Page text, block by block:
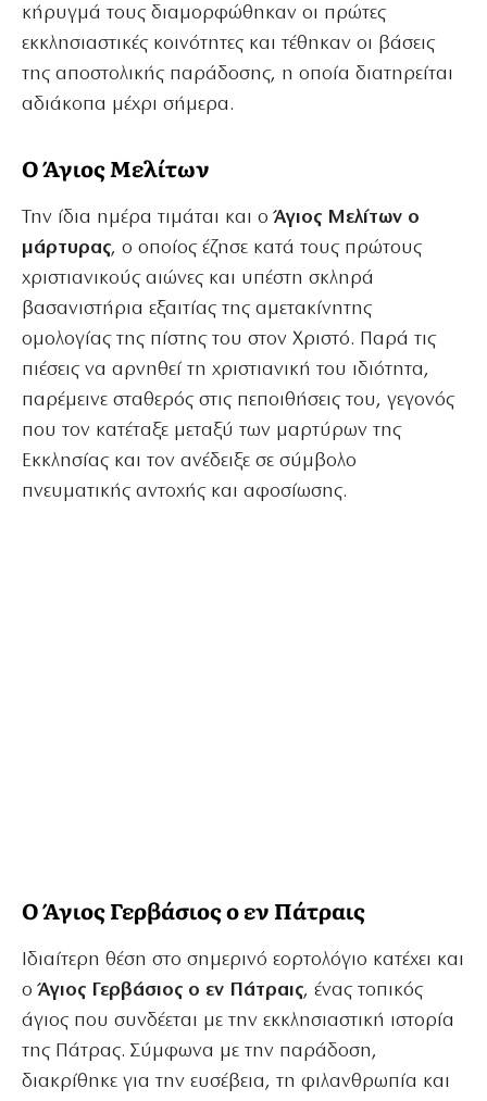
κήρυγμά τους διαμορφώθηκαν οι πρώτες
εκκλησιαστικές κοινότητες και τέθηκαν οι βάσεις
της αποστολικής παράδοσης, η οποία διατηρείται
αδιάκοπα μέχρι σήμερα.
Ο Άγιος Μελίτων
Την ίδια ημέρα τιμάται και οΆγιος Μελίτων ο
μάρτυρας, ο οποίος έζησε κατά τους πρώτους
χριστιανικούς αιώνες και υπέστη σκληρά
βασανιστήρια εξαιτίας της αμετακίνητης
ομολογίας της πίστης του στον Χριστό. Παρά τις
πιέσεις να αρνηθεί τη χριστιανική του ιδιότητα,
παρέμεινε σταθερός στις πεποιθήσεις του, γεγονός
που τον κατέταξε μεταξύ των μαρτύρων της
Εκκλησίας και τον ανέδειξε σε σύμβολο
πνευματικής αντοχής και αφοσίωσης.
Ο Άγιος Γερβάσιος ο εν Πάτραις
Ιδιαίτερη θέση στο σημερινό εορτολόγιο κατέχει και
οΆγιος Γερβάσιος ο εν Πάτραις, ένας τοπικός
άγιος που συνδέεται με την εκκλησιαστική ιστορία
της Πάτρας. Σύμφωνα με την παράδοση,
διακρίθηκε για την ευσέβεια, τη φιλανθρωπία και